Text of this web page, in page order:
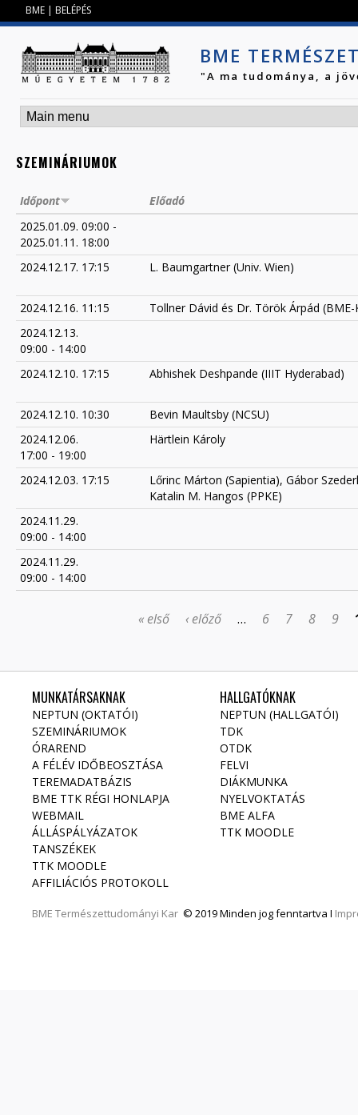
BME | BELÉPÉS
BME
"A ma tudománya, a
SZEMINÁRIUMOK
Időpont
Előadó
2025.01.09. 09:00 -
2025.01.11. 18:00
2024.12.17. 17:15
L. Baumgartner (Univ. Wien)
2024.12.16. 11:15
Tollner Dávid és Dr. Török Árpád (BME-
2024.12.13.
09:00 - 14:00
2024.12.10. 17:15
Abhishek Deshpande (IIIT Hyderabad)
2024.12.10. 10:30
Bevin Maultsby (NCSU)
2024.12.06.
17:00 - 19:00
Härtlein Károly
2024.12.03. 17:15
Lőrinc Márton (Sapientia), Gábor
Katalin M. Hangos (PPKE)
2024.11.29.
09:00 - 14:00
2024.11.29.
09:00 - 14:00
« első ‹ előző … 6 7 8 9
MUNKATÁRSAKNAK
NEPTUN (OKTATÓI)
SZEMINÁRIUMOK
ÓRAREND
A FÉLÉV IDŐBEOSZTÁSA
TEREMADATBÁZIS
BME TTK RÉGI HONLAPJA
WEBMAIL
ÁLLÁSPÁLYÁZATOK
TANSZÉKEK
TTK MOODLE
AFFILIÁCIÓS PROTOKOLL
BME Természettudományi Kar © 2019 Minden jog fenntartva I
HALLGATÓKNAK
NEPTUN (HALLGATÓI)
TDK
OTDK
FELVI
DIÁKMUNKA
NYELVOKTATÁS
BME ALFA
TTK MOODLE